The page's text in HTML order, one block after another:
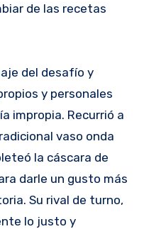
de las recetas
del desafío y
y personales
impropia. Recurrió a
vaso onda
la cáscara de
darle un gusto más
Su rival de turno,
lo justo y